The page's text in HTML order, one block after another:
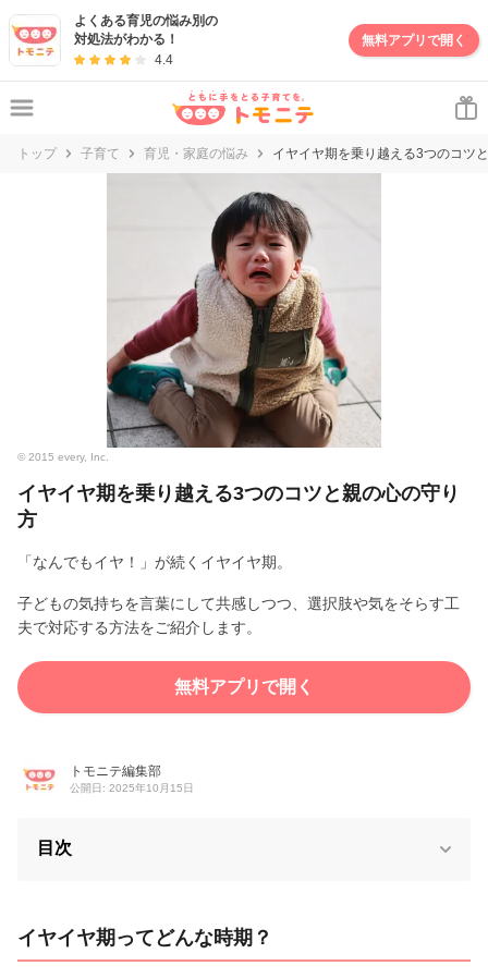
よくある育児の悩み別の
対処法がわかる！
4.4
無料アプリで開く
トップ 子育て 育児・家庭の悩み イヤイヤ期を乗り越える3つのコツ
© 2015 every, Inc.
イヤイヤ期を乗り越える3つのコツと親の心の守り
方
「なんでもイヤ！」が続くイヤイヤ期。
子どもの気持ちを言葉にして共感しつつ、選択肢や気をそらす工
夫で対応する方法をご紹介します。
無料アプリで開く
トモニテ編集部
公開日: 2025年10月15日
目次
イヤイヤ期ってどんな時期？
妊娠・出産・子育て情報サイト | トモニテ